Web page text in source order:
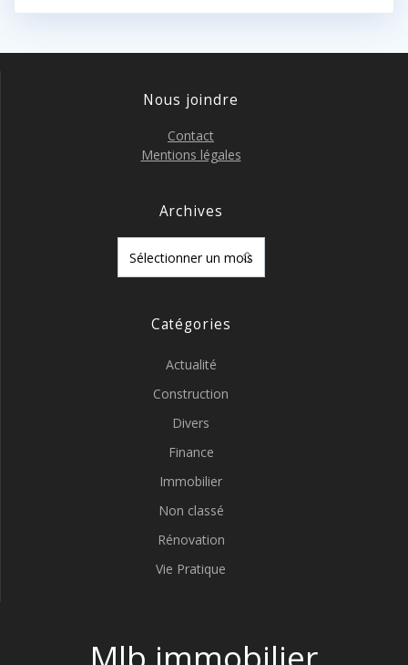
Nous joindre
Contact
Mentions légales
Archives
Catégories
Actualité
Construction
Divers
Finance
Immobilier
Non classé
Rénovation
Vie Pratique